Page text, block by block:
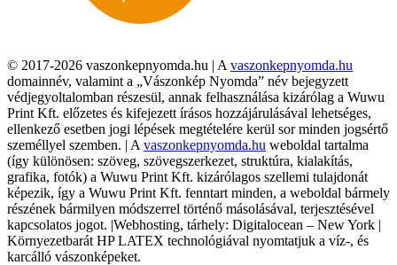
© 2017-2026 vaszonkepnyomda.hu | A vaszonkepnyomda.hu
domainnév, valamint a „Vászonkép Nyomda” név bejegyzett
védjegyoltalomban részesül, annak felhasználása kizárólag a Wuwu
Print Kft. előzetes és kifejezett írásos hozzájárulásával lehetséges,
ellenkező esetben jogi lépések megtételére kerül sor minden jogsértő
személlyel szemben. | A vaszonkepnyomda.hu weboldal tartalma
(így különösen: szöveg, szövegszerkezet, struktúra, kialakítás,
grafika, fotók) a Wuwu Print Kft. kizárólagos szellemi tulajdonát
képezik, így a Wuwu Print Kft. fenntart minden, a weboldal bármely
részének bármilyen módszerrel történő másolásával, terjesztésével
kapcsolatos jogot. |Webhosting, tárhely: Digitalocean – New York |
Környezetbarát HP LATEX technológiával nyomtatjuk a víz-, és
karcálló vászonképeket.